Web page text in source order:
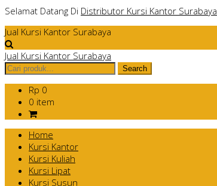
Selamat Datang Di Distributor Kursi Kantor Surabaya
Jual Kursi Kantor Surabaya
Jual Kursi Kantor Surabaya
Rp 0
0 item
Home
Kursi Kantor
Kursi Kuliah
Kursi Lipat
Kursi Susun